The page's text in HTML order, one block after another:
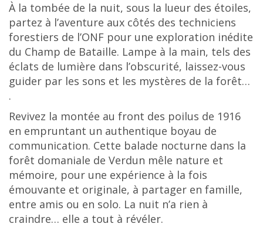
À la tombée de la nuit, sous la lueur des étoiles,
partez à l’aventure aux côtés des techniciens
forestiers de l’ONF pour une exploration inédite
du Champ de Bataille. Lampe à la main, tels des
éclats de lumière dans l’obscurité, laissez-vous
guider par les sons et les mystères de la forêt…
.
Revivez la montée au front des poilus de 1916
en empruntant un authentique boyau de
communication. Cette balade nocturne dans la
forêt domaniale de Verdun mêle nature et
mémoire, pour une expérience à la fois
émouvante et originale, à partager en famille,
entre amis ou en solo. La nuit n’a rien à
craindre… elle a tout à révéler.